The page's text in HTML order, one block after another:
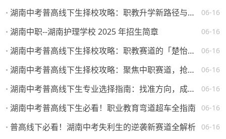
06-16
湖南中考普高线下生择校攻略：职教升学新路径与热门院校解析
06-16
湖南中职--湖南护理学校 2025 年招生简章
06-16
湖南中考普高线下生择校攻略：职教赛道的「楚怡」机遇与突围路径
06-16
湖南中考普高线下生择校攻略：聚焦中职赛道，抢占升学就业先机
06-16
湖南中考普高线下生专业选择指南：找准方向，成就未来
06-16
湖南中考普高线下生必看！职业教育弯道超车全指南
06-16
普高线下必看！湖南中考失利生的逆袭新赛道全解析